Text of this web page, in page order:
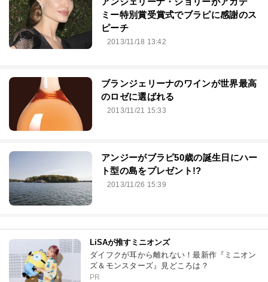
ミー特別賞受賞式でブラピに感謝のス
ピーチ
2013/11/18 13:42
ブランジェリーナのワインが世界最高
のロゼに選ばれる
2013/11/21 15:33
アンジーがブラピ50歳の誕生日にハー
ト型の島をプレゼント!?
2013/11/26 15:39
LiSAが推すミニオンズ
ダイフクが耳から離れない！最新作『ミニオン
ズ＆モンスターズ』見どころは？
PR